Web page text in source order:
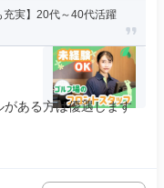
充実】20代～40代活躍
ある方は優遇します